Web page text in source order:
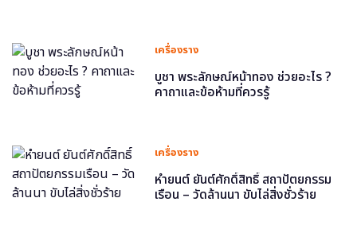
เครื่องราง
บูชา พระลักษณ์หน้าทอง ช่วยอะไร ?
คาถาและข้อห้ามที่ควรรู้
เครื่องราง
หำยนต์ ยันต์ศักดิ์สิทธิ์ สถาปัตยกรรม
เรือน – วัดล้านนา ขับไล่สิ่งชั่วร้าย